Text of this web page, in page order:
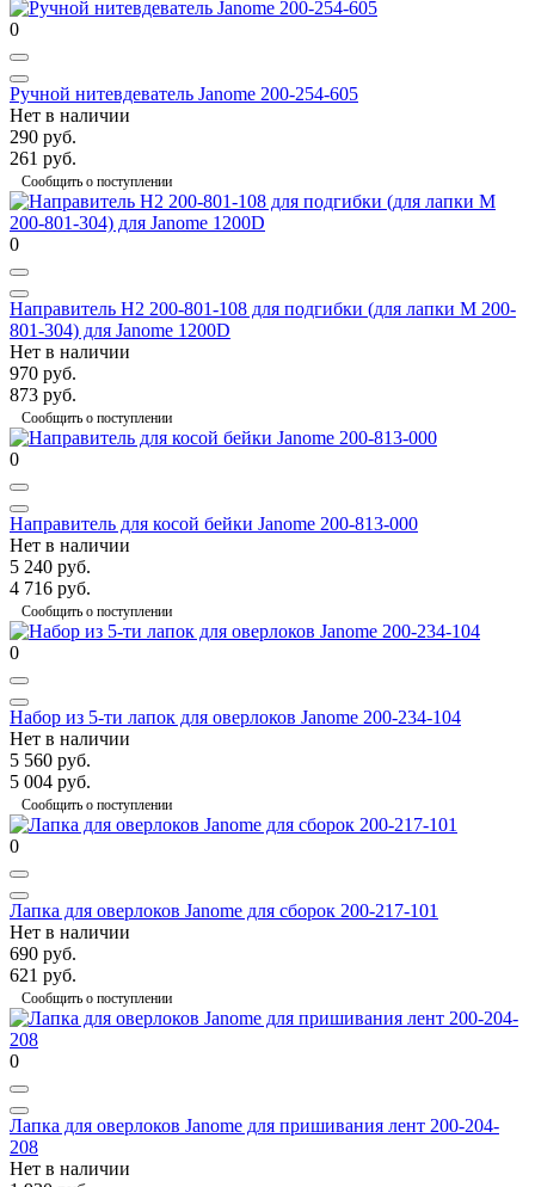
0
Ручной нитевдеватель Janome 200-254-605
Нет в наличии
290 руб.
261 руб.
Сообщить о поступлении
0
Направитель Н2 200-801-108 для подгибки (для лапки M 200-
801-304) для Janome 1200D
Нет в наличии
970 руб.
873 руб.
Сообщить о поступлении
0
Направитель для косой бейки Janome 200-813-000
Нет в наличии
5 240 руб.
4 716 руб.
Сообщить о поступлении
0
Набор из 5-ти лапок для оверлоков Janome 200-234-104
Нет в наличии
5 560 руб.
5 004 руб.
Сообщить о поступлении
0
Лапка для оверлоков Janome для сборок 200-217-101
Нет в наличии
690 руб.
621 руб.
Сообщить о поступлении
0
Лапка для оверлоков Janome для пришивания лент 200-204-
208
Нет в наличии